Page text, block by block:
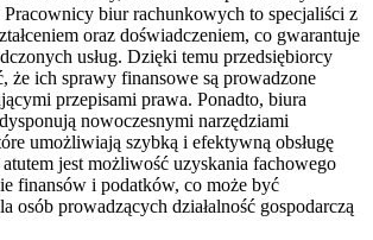
Pracownicy biur rachunkowych to specjaliści z
oraz doświadczeniem, co gwarantuje
usług. Dzięki temu przedsiębiorcy
że ich sprawy finansowe są prowadzone
przepisami prawa. Ponadto, biura
nowoczesnymi narzędziami
umożliwiają szybką i efektywną obsługę
jest możliwość uzyskania fachowego
finansów i podatków, co może być
osób prowadzących działalność gospodarczą